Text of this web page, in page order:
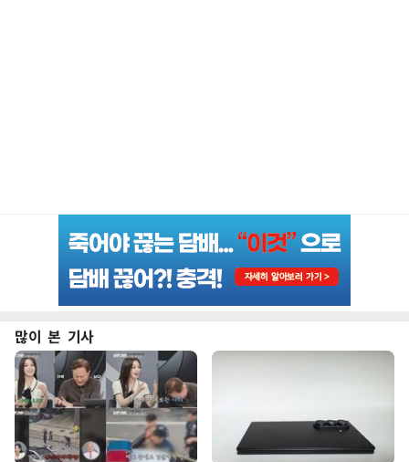
많이 본 기사